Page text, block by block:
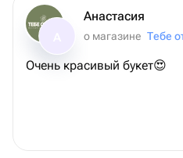
Анастасия
о магазине Тебе
Очень красивый букет😍